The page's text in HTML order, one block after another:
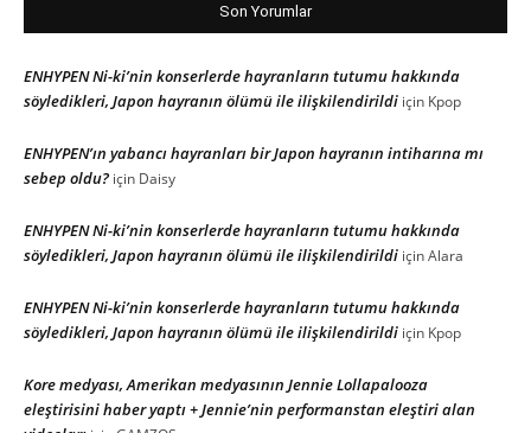
Son Yorumlar
ENHYPEN Ni-ki’nin konserlerde hayranların tutumu hakkında
söyledikleri, Japon hayranın ölümü ile ilişkilendirildi için Kpop
ENHYPEN’ın yabancı hayranları bir Japon hayranın intiharına mı
sebep oldu? için Daisy
ENHYPEN Ni-ki’nin konserlerde hayranların tutumu hakkında
söyledikleri, Japon hayranın ölümü ile ilişkilendirildi içinAlara
ENHYPEN Ni-ki’nin konserlerde hayranların tutumu hakkında
söyledikleri, Japon hayranın ölümü ile ilişkilendirildi için Kpop
Kore medyası, Amerikan medyasının Jennie Lollapalooza
eleştirisini haber yaptı + Jennie’nin performanstan eleştiri alan